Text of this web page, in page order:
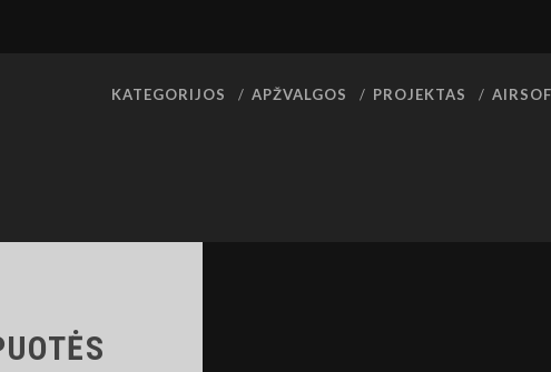
KATEGORIJOS APŽVALGOS PROJEKTAS